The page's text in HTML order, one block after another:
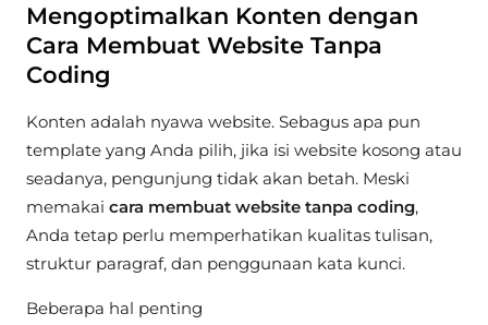
Mengoptimalkan Konten dengan
Cara Membuat Website Tanpa
Coding
Konten adalah nyawa website. Sebagus apa pun
template yang Anda pilih, jika isi website kosong atau
seadanya, pengunjung tidak akan betah. Meski
memakai cara membuat website tanpa coding,
Anda tetap perlu memperhatikan kualitas tulisan,
struktur paragraf, dan penggunaan kata kunci.
Beberapa hal penting